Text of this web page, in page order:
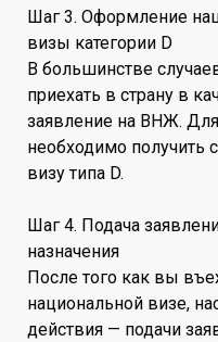
Шаг 3. Оформление
визы категории D
В большинстве
приехать в страну в
заявление на ВНЖ.
необходимо получить
визу типа D.
Шаг 4. Подача
назначения
После того как вы
национальной визе,
действия — подачи